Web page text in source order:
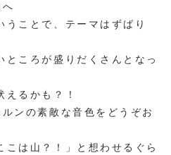
ことで、テーマはずばり
ところが盛りだくさんとなっ
るかも？！
ンの素敵な音色をどうぞお
こは山？！」と想わせるぐら